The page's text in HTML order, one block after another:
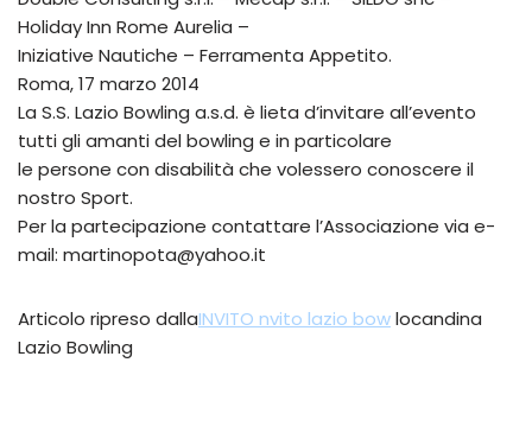
Holiday Inn Rome Aurelia –
Iniziative Nautiche – Ferramenta Appetito.
Roma, 17 marzo 2014
La S.S. Lazio Bowling a.s.d. è lieta d’invitare all’evento
tutti gli amanti del bowling e in particolare
le persone con disabilità che volessero conoscere il
nostro Sport.
Per la partecipazione contattare l’Associazione via e-
mail: martinopota@yahoo.it
Articolo ripreso dallaINVITO nvito lazio bowlocandina
Lazio Bowling